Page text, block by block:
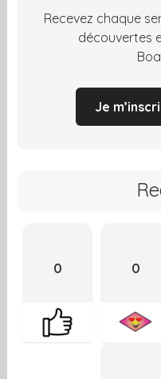
Recevez chaque
découvertes
Je
0 0